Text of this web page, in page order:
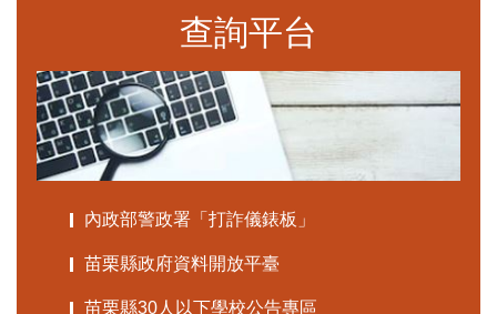
查詢平台
內政部警政署「打詐儀錶板」
苗栗縣政府資料開放平臺
苗栗縣30人以下學校公告專區